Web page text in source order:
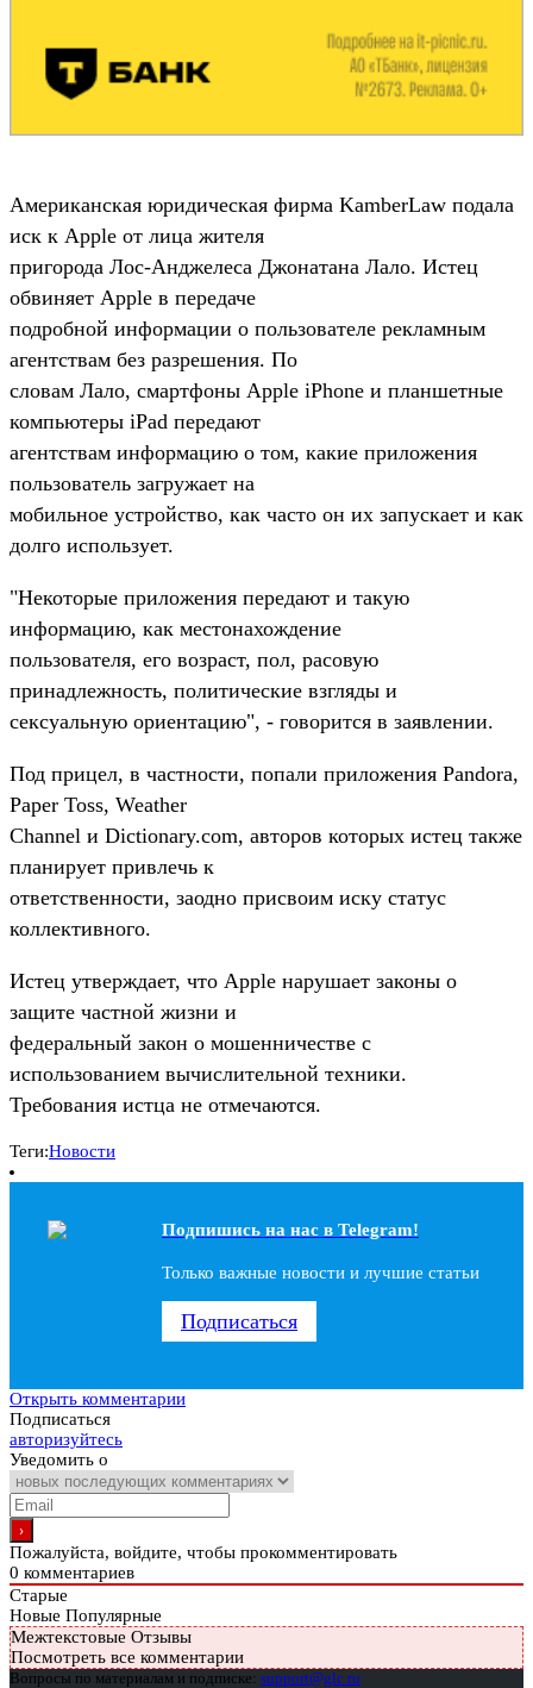
Американская юридическая фирма KamberLaw подала
иск к Apple от лица жителя
пригорода Лос-Анджелеса Джонатана Лало. Истец
обвиняет Apple в передаче
подробной информации о пользователе рекламным
агентствам без разрешения. По
словам Лало, смартфоны Apple iPhone и планшетные
компьютеры iPad передают
агентствам информацию о том, какие приложения
пользователь загружает на
мобильное устройство, как часто он их запускает и как
долго использует.
"Некоторые приложения передают и такую
информацию, как местонахождение
пользователя, его возраст, пол, расовую
принадлежность, политические взгляды и
сексуальную ориентацию", - говорится в заявлении.
Под прицел, в частности, попали приложения Pandora,
Paper Toss, Weather
Channel и Dictionary.com, авторов которых истец также
планирует привлечь к
ответственности, заодно присвоим иску статус
коллективного.
Истец утверждает, что Apple нарушает законы о
защите частной жизни и
федеральный закон о мошенничестве с
использованием вычислительной техники.
Требования истца не отмечаются.
Теги:Новости
Подпишись на наc в Telegram!
Только важные новости и лучшие статьи
Подписаться
Открыть комментарии
Подписаться
авторизуйтесь
Уведомить о
Пожалуйста, войдите, чтобы прокомментировать
0 комментариев
Старые
Новые Популярные
Межтекстовые Отзывы
Посмотреть все комментарии
Вопросы по материалам и подписке: support@glc.ru